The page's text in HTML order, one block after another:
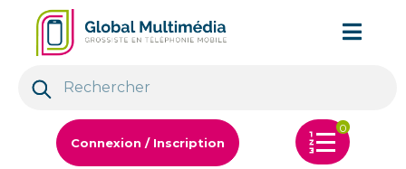
Connexion / Inscription
0